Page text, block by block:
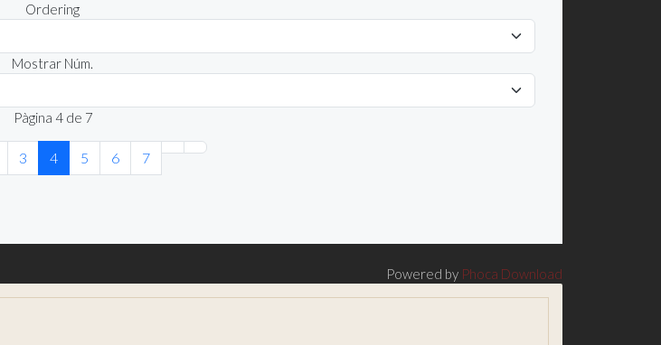
Ordering
Mostrar Núm.
Pàgina 4 de 7
3 4 5 6 7
Powered by Phoca Download